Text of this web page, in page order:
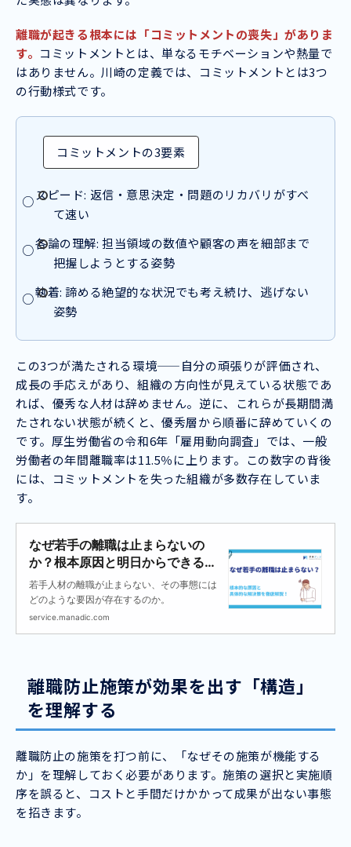
離職が起きる根本には「コミットメントの喪失」がありま
す。 コミットメントとは、単なるモチベーションや熱量で
はありません。川崎の定義では、コミットメントとは3つ
の行動様式です。
コミットメントの3要素
スピード: 返信・意思決定・問題のリカバリがすべ
て速い
各論の理解: 担当領域の数値や顧客の声を細部まで
把握しようとする姿勢
執着: 諦める絶望的な状況でも考え続け、逃げない
姿勢
この3つが満たされる環境——自分の頑張りが評価され、
成長の手応えがあり、組織の方向性が見えている状態であ
れば、優秀な人材は辞めません。逆に、これらが長期間満
たされない状態が続くと、優秀層から順番に辞めていくの
です。厚生労働省の令和6年「雇用動向調査」では、一般
労働者の年間離職率は11.5％に上ります。この数字の背後
には、コミットメントを失った組織が多数存在していま
す。
なぜ若手の離職は止まらないの
か？根本原因と明日からできる役
職別の対策を解説
若手人材の離職が止まらない、その事態には
どのような要因が存在するのか。
service.manadic.com
離職防止施策が効果を出す「構造」
を理解する
離職防止の施策を打つ前に、「なぜその施策が機能する
か」を理解しておく必要があります。施策の選択と実施順
序を誤ると、コストと手間だけかかって成果が出ない事態
を招きます。